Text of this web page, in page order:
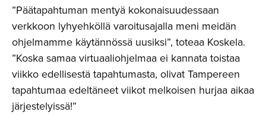
”Päätapahtuman mentyä kokonaisuudessaan
verkkoon lyhyehköllä varoitusajalla meni meidän
ohjelmamme käytännössä uusiksi”, toteaa Koskela.
”Koska samaa virtuaaliohjelmaa ei kannata toistaa
viikko edellisestä tapahtumasta, olivat Tampereen
tapahtumaa edeltäneet viikot melkoisen hurjaa aikaa
järjestelyissä!”